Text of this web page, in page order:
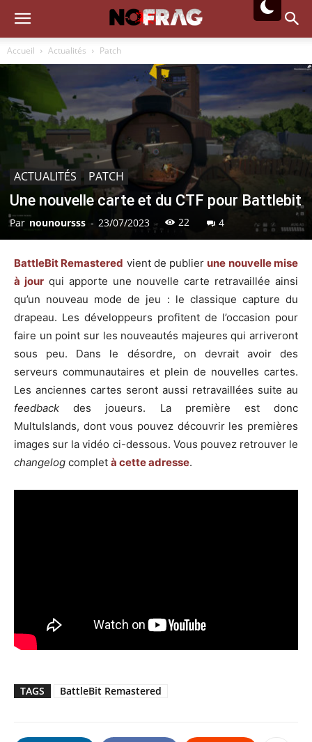
Accueil Actualités Patch
ACTUALITÉS PATCH
Une nouvelle carte et du CTF pour Battlebit
Par nounoursss - 23/07/2023 22 4
BattleBit Remastered vient de publier une nouvelle mise
à jour qui apporte une nouvelle carte retravaillée ainsi
qu’un nouveau mode de jeu : le classique capture du
drapeau. Les développeurs profitent de l’occasion pour
faire un point sur les nouveautés majeures qui arriveront
sous peu. Dans le désordre, on devrait avoir des
serveurs communautaires et plein de nouvelles cartes.
Les anciennes cartes seront aussi retravaillées suite au
feedback des joueurs. La première est donc
MultuIslands, dont vous pouvez découvrir les premières
images sur la vidéo ci-dessous. Vous pouvez retrouver le
changelog complet à cette adresse.
TAGS BattleBit Remastered